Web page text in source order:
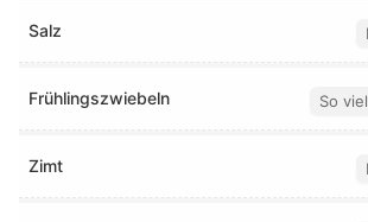
Salz
Frühlingszwiebeln So
Zimt